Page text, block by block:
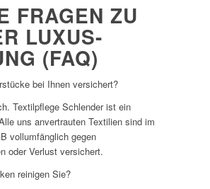
FRAGEN ZU
LUXUS-
(FAQ)
bei Ihnen versichert?
Textilpflege Schlender ist ein
uns anvertrauten Textilien sind im
vollumfänglich gegen
oder Verlust versichert.
reinigen Sie?